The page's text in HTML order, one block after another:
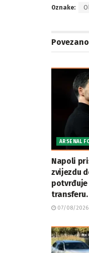
Oznake:
Povezano
ARSENAL FC
Napoli
zvijezdu
transferu.
07/08/2026